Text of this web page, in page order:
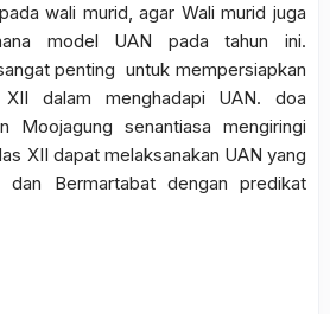
wali murid, agar Wali murid juga
model UAN pada tahun ini.
penting untuk mempersiapkan
dalam menghadapi UAN. doa
Moojagung senantiasa mengiringi
XII dapat melaksanakan UAN yang
dan Bermartabat dengan predikat